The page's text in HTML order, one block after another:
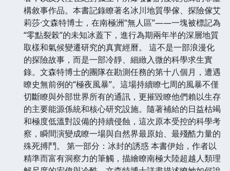
構敘事作品。本書記錄瞭著名冰川地質學傢、探險傢艾
莉莎·文森特博士，在南極洲“無人區”——一塊被標記為
“零點裂榖”的未知冰蓋下，進行為期兩年半的深層地質
取樣和氣候變遷研究的真實經曆。 這不是一部浪漫化
的探險故事，而是一部冷靜、細緻入微的科學求生實
錄。文森特博士的團隊在勘測任務的第十八個月，遭遇
瞭史無前例的“極夜風暴”。這場持續瞭七周的風暴不僅
切斷瞭與外部世界所有的通訊，更摧毀瞭他們賴以生存
的主要能源係統和核心研究設施。隨著補給的日益枯竭
和極度低溫對設備的持續侵蝕，這次原本受控的科學考
察，瞬間演變成瞭一場與自然界最原始、最殘酷力量的
殊死搏鬥。 第一部分：冰封的誘惑 本書伊始，作者以
精準而富有洞察力的筆觸，描繪瞭南極大陸超越人類理